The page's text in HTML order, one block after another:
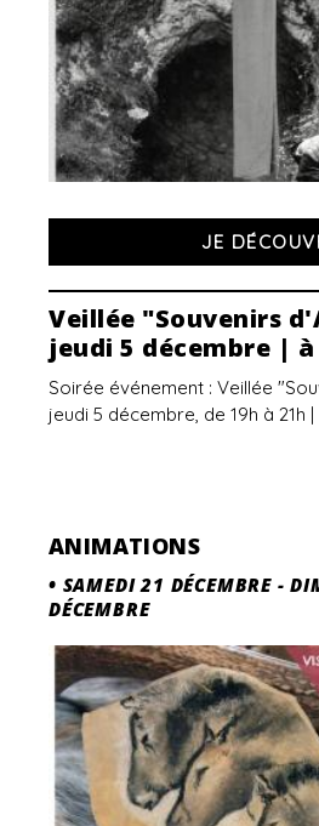
JE
Veillée "Souvenirs
jeudi 5 décembre |
Soirée événement : Veillée
jeudi 5 décembre, de 19h à 21h
ANIMATIONS
• SAMEDI 21 DÉCEMBRE -
DÉCEMBRE